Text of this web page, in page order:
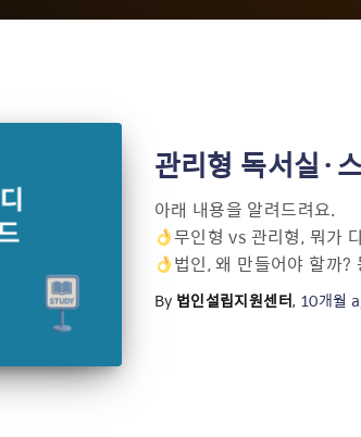
관리형 독서실·
아래 내용을 알려드려요.
무인형 vs 관리형, 뭐가
법인, 왜 만들어야 할까?
By 법인설립지원센터, 10개월